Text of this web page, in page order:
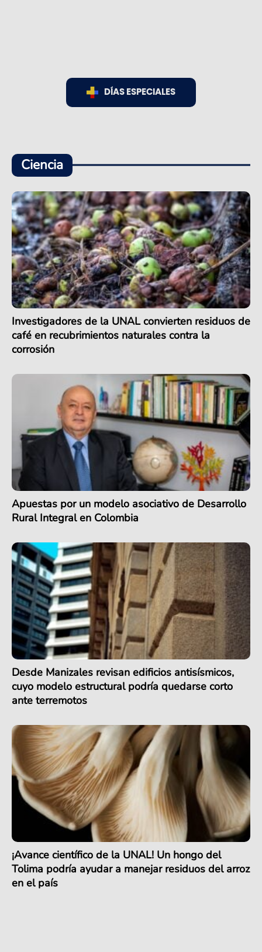
DÍAS ESPECIALES
Ciencia
Investigadores de la UNAL convierten residuos de
café en recubrimientos naturales contra la
corrosión
Apuestas por un modelo asociativo de Desarrollo
Rural Integral en Colombia
Desde Manizales revisan edificios antisísmicos,
cuyo modelo estructural podría quedarse corto
ante terremotos
¡Avance científico de la UNAL! Un hongo del
Tolima podría ayudar a manejar residuos del arroz
en el país